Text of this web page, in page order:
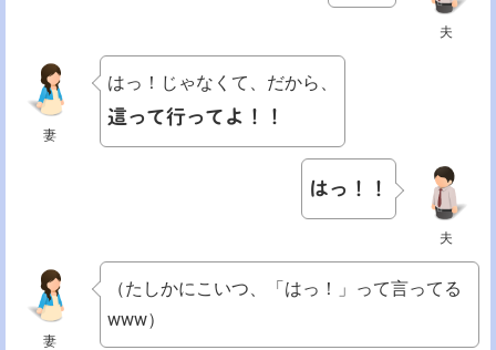
夫
妻
はっ！じゃなくて、だから、
這って行ってよ！！
はっ！！
夫
妻
（たしかにこいつ、「はっ！」って言ってる
www）